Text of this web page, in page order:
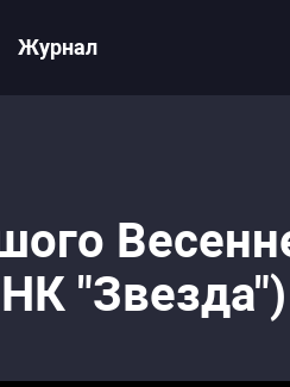
Журнал
"Звезда")